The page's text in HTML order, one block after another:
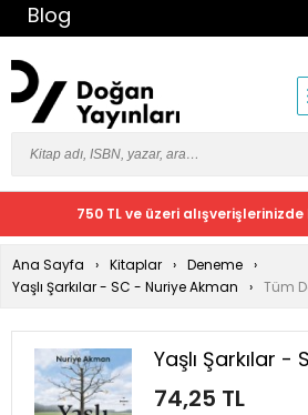
Blog
750 TL ve üzeri alışverişlerinizde
Ana Sayfa Kitaplar
Deneme
Yaşlı Şarkılar - SC - Nuriye Akman
Tüm
Yaşlı Şarkılar -
74,25 TL